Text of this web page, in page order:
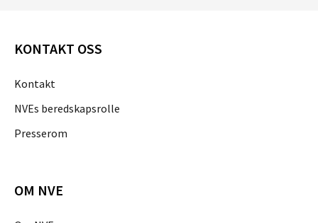
KONTAKT OSS
Kontakt
NVEs beredskapsrolle
Presserom
OM NVE